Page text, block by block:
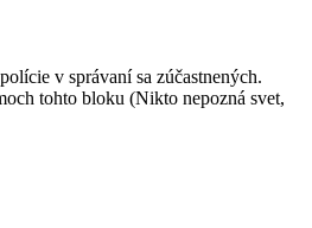
v správaní sa zúčastnených.
tohto bloku (Nikto nepozná svet,